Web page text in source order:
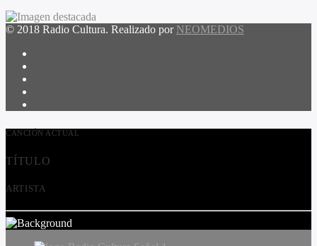
© 2018 Radio Cultura. Realizado por NEOMEDIOS
CANCIÓN ACTUAL
TÍTULO
ARTISTA